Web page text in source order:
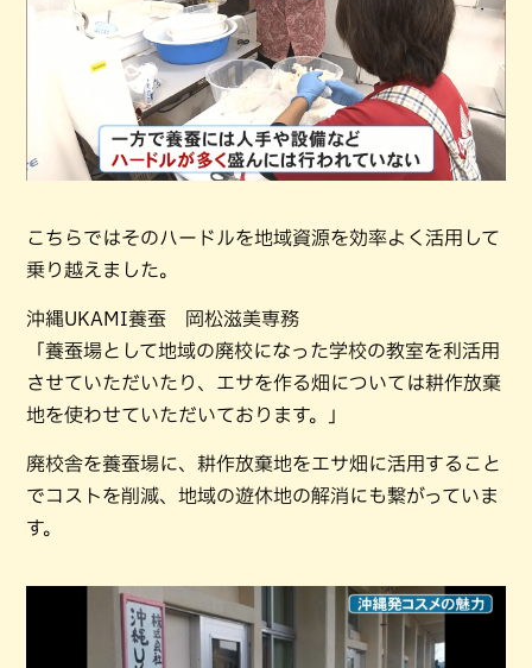
こちらではそのハードルを地域資源を効率よく活用して
乗り越えました。
沖縄UKAMI養蚕 岡松滋美専務
「養蚕場として地域の廃校になった学校の教室を利活用
させていただいたり、エサを作る畑については耕作放棄
地を使わせていただいております。」
廃校舎を養蚕場に、耕作放棄地をエサ畑に活用すること
でコストを削減、地域の遊休地の解消にも繋がっていま
す。